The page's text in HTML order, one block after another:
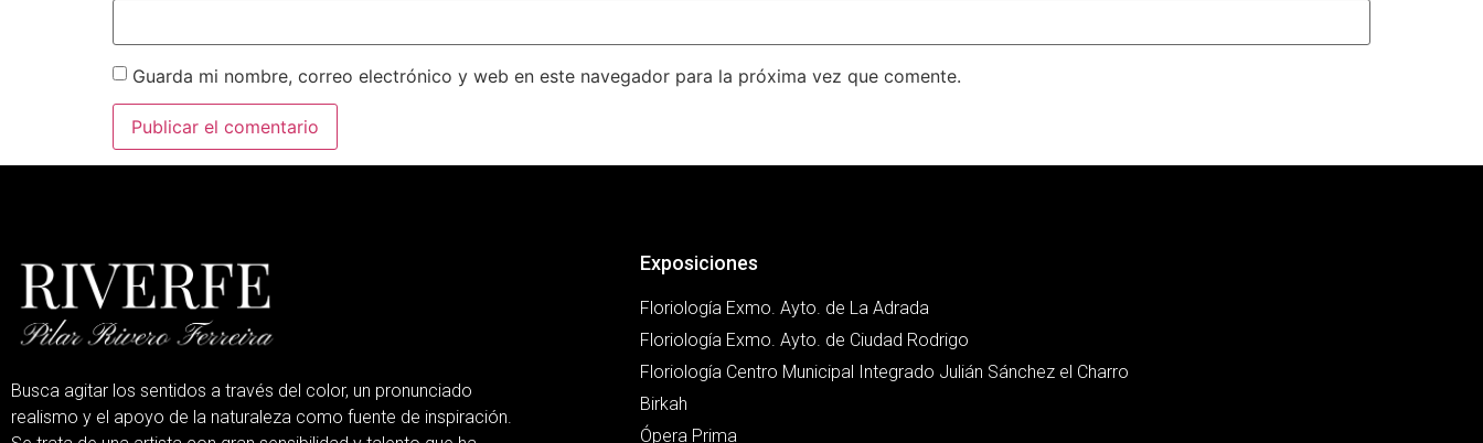
Guarda mi nombre, correo electrónico y web en este navegador para la próxima vez que comente.
Busca agitar los sentidos a través del color, un pronunciado
realismo y el apoyo de la naturaleza como fuente de inspiración.
Exposiciones
Floriología Exmo. Ayto. de La Adrada
Floriología Exmo. Ayto. de Ciudad Rodrigo
Floriología Centro Municipal Integrado Julián Sánchez el Charro
Birkah
Ópera Prima